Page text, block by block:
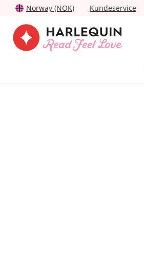
Norway (NOK) Kundeservice